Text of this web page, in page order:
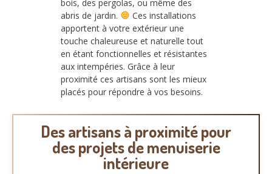
bois, des pergolas, ou même des
abris de jardin.
Ces installations
apportent à votre extérieur une
touche chaleureuse et naturelle tout
en étant fonctionnelles et résistantes
aux intempéries. Grâce à leur
proximité ces artisans sont les mieux
placés pour répondre à vos besoins.
Des artisans à proximité pour
des projets de menuiserie
intérieure